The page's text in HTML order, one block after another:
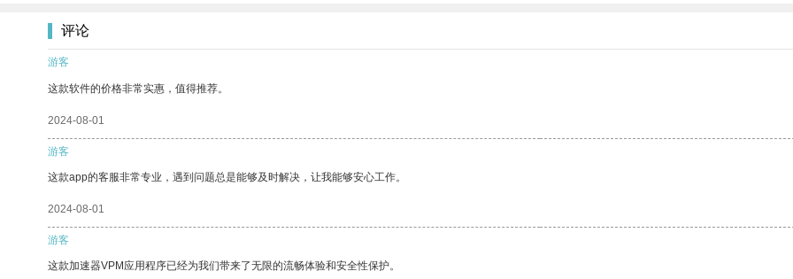
评论
游客
这款软件的价格非常实惠，值得推荐。
2024-08-01
游客
这款app的客服非常专业，遇到问题总是能够及时解决，让我能够安心工作。
2024-08-01
游客
这款加速器VPM应用程序已经为我们带来了无限的流畅体验和安全性保护。